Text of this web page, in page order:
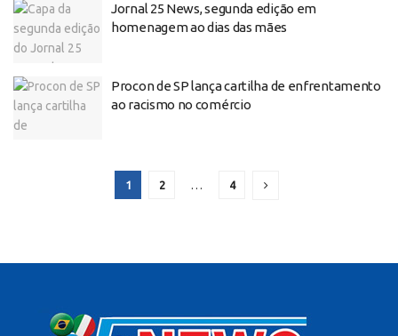
Jornal 25 News, segunda edição em
homenagem ao dias das mães
Procon de SP lança cartilha de enfrentamento
ao racismo no comércio
1 2 … 4